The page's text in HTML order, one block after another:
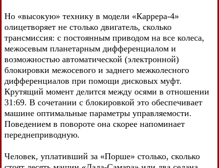
Но «высокую» технику в модели «Каррера-4»
олицетворяет не столько двигатель, сколько
трансмиссия: с постоянным приводом на все колеса,
межосевым планетарным дифференциалом и
возможностью автоматической (электронной)
блокировки межосевого и заднего межколесного
дифференциалов при помощи дисковых муфт.
Крутящий момент делится между осями в отношении
31:69. В сочетании с блокировкой это обеспечивает
машине оптимальные параметры управляемости.
Поведением в повороте она скорее напоминает
переднеприводную.
Человек, уплативший за «Порше» столько, сколько